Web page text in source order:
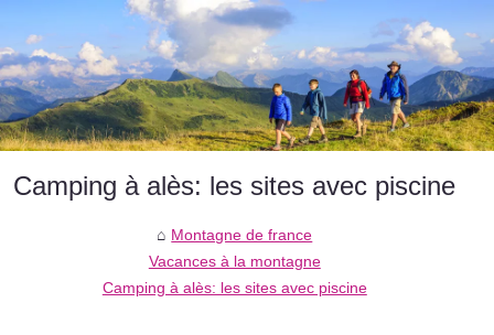
Camping à alès: les sites avec piscine
Montagne de france
Vacances à la montagne
Camping à alès: les sites avec piscine